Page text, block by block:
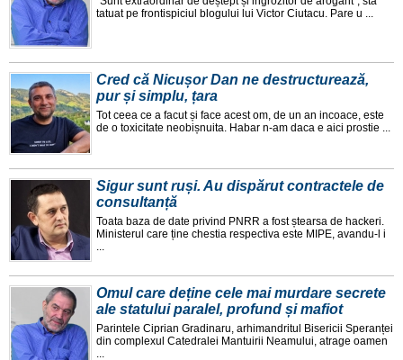
tatuat pe frontispiciul blogului lui Victor Ciutacu. Pare u ...
Cred că Nicușor Dan ne destructurează,
pur și simplu, țara
Tot ceea ce a facut și face acest om, de un an incoace, este
de o toxicitate neobișnuita. Habar n-am daca e aici prostie ...
Sigur sunt ruși. Au dispărut contractele de
consultanță
Toata baza de date privind PNRR a fost ștearsa de hackeri.
Ministerul care ține chestia respectiva este MIPE, avandu-l i
Omul care deține cele mai murdare secrete
ale statului paralel, profund și mafiot
Parintele Ciprian Gradinaru, arhimandritul Bisericii Speranței
din complexul Catedralei Mantuirii Neamului, atrage oamen